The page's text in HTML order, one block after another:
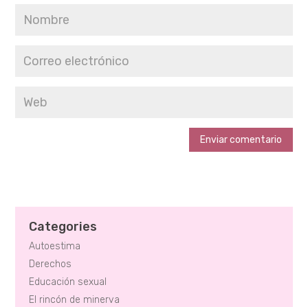
Enviar comentario
Categories
Autoestima
Derechos
Educación sexual
El rincón de minerva